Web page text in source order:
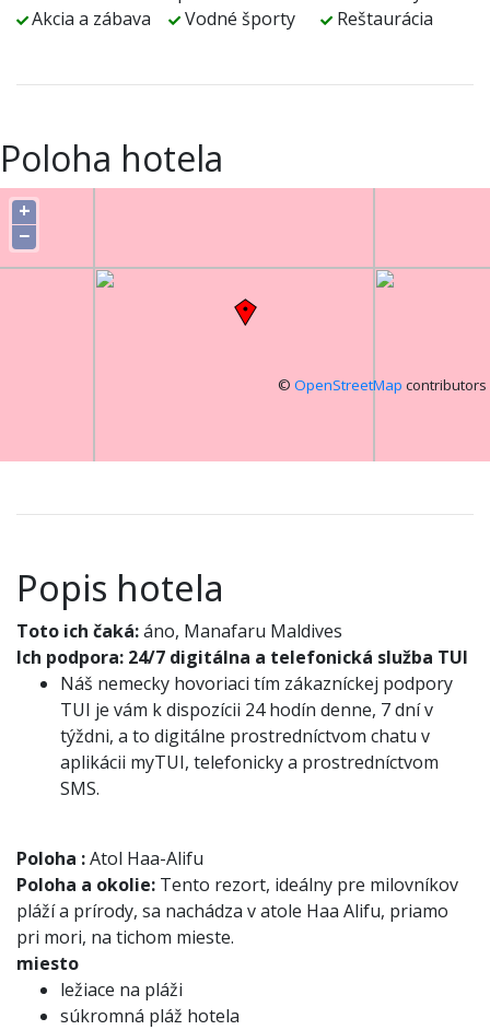
Akcia a zábava
Vodné športy Reštaurácia
Poloha hotela
+
−
© OpenStreetMap contributors
Popis hotela
Toto ich čaká:áno, Manafaru Maldives
Ich podpora: 24/7 digitálna a telefonická služba TUI
Náš nemecky hovoriaci tím zákazníckej podpory
TUI je vám k dispozícii 24 hodín denne, 7 dní v
týždni, a to digitálne prostredníctvom chatu v
aplikácii myTUI, telefonicky a prostredníctvom
SMS.
Poloha :Atol Haa-Alifu
Poloha a okolie: Tento rezort, ideálny pre milovníkov
pláží a prírody, sa nachádza v atole Haa Alifu, priamo
pri mori, na tichom mieste.
miesto
ležiace na pláži
súkromná pláž hotela